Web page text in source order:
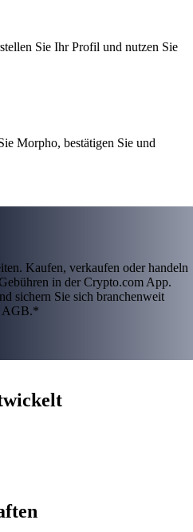
Sie Ihr Profil und nutzen Sie
Morpho, bestätigen Sie und
Kaufen, verkaufen oder handeln
in der Crypto.com App.
sichern Sie sich branchenweit
AGB.*